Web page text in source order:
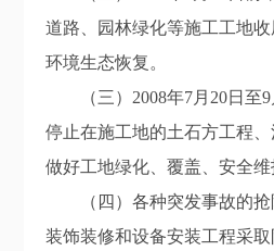
道路、园林绿化等施工工地
环境生态恢复。
（三）2008年7月20日至9
停止在施工地的土石方工程、
做好工地绿化、覆盖、安全维
（四）各种突发事故的抢
装饰装修和设备安装工程采